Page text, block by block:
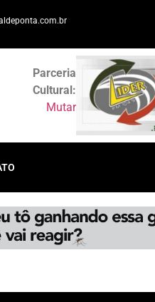
Parceria
Cultural:
Mutar